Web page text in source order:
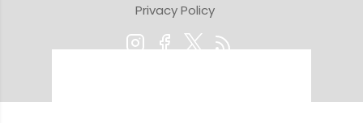
Privacy Policy